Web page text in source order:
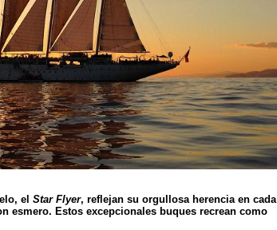
el Star Flyer, reflejan su orgullosa herencia en cada
esmero. Estos excepcionales buques recrean como